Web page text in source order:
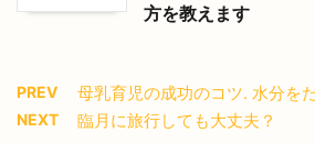
方を教えます
PREV 母乳育児の成功のコツ. 水分を
NEXT 臨月に旅行しても大丈夫？